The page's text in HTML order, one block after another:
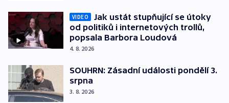
VIDEO
Jak ustát stupňující se útoky
od politiků i internetových trollů,
popsala Barbora Loudová
4. 8. 2026
SOUHRN: Zásadní události pondělí 3.
srpna
3. 8. 2026